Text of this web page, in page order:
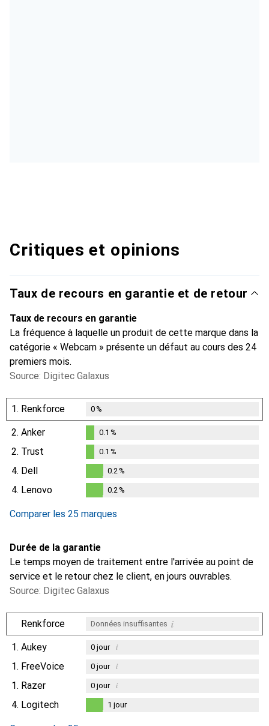
Critiques et opinions
Taux de recours en garantie et de retour
Taux de recours en garantie
La fréquence à laquelle un produit de cette marque dans la
catégorie « Webcam » présente un défaut au cours des 24
premiers mois.
Source: Digitec Galaxus
1. Renkforce 0%
2. Anker
%
0.1 %
2. Trust
%
0.1 %
4. Dell
0.2%
0.2 %
4. Lenovo 0.2 %
Comparer les 25 marques
Durée de la garantie
Le temps moyen de traitement entre l'arrivée au point de
service et le retour chez le client, en jours ouvrables.
Source: Digitec Galaxus
Renkforce Données insuffisantes i
1. Aukey 0jour i
1. FreeVoice 0jour i
1. Razer 0jour i
4. Logitech 1 jour